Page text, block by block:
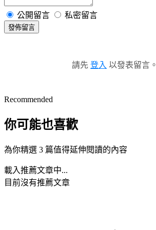
公開留言 私密留言
發佈留言
請先 登入 以發表留言。
Recommended
你可能也喜歡
為你精選 3 篇值得延伸閱讀的內容
載入推薦文章中...
目前沒有推薦文章